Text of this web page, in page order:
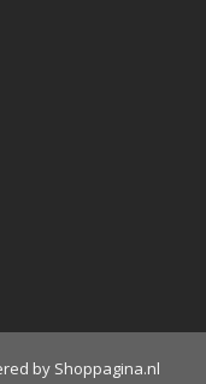
by Shoppagina.nl